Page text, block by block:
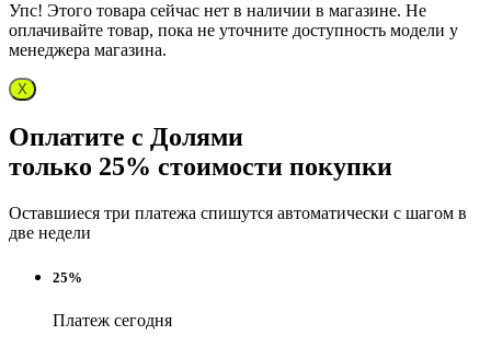
Упс! Этого товара сейчас нет в наличии в магазине. Не
оплачивайте товар, пока не уточните доступность модели у
менеджера магазина.
X
Оплатите с Долями
только 25% стоимости покупки
Оставшиеся три платежа спишутся автоматически с шагом в
две недели
25%
Платеж сегодня